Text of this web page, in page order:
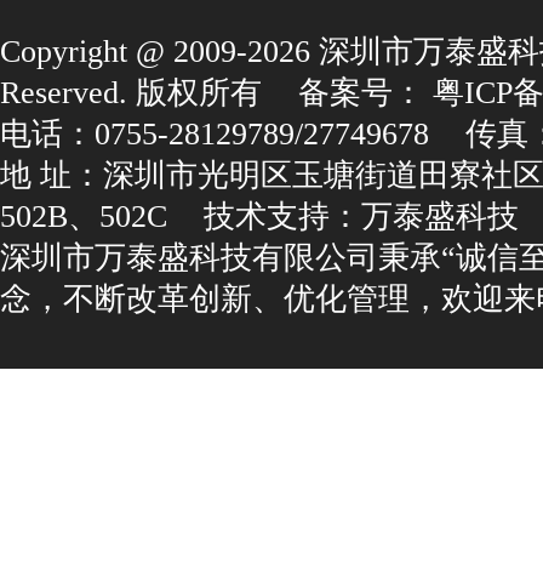
Copyright@2009-2026深圳市万泰盛
Reserved.版权所有
备案号：
粤ICP
电话：0755-28129789/27749678
传真
地址：深圳市光明区玉塘街道田寮社
502B、502C
技术支持： 万泰盛科技
深圳市万泰盛科技有限公司秉承“诚信
念，不断改革创新、优化管理，欢迎